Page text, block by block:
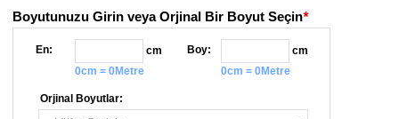
Boyutunuzu Girin veya Orjinal Bir Boyut Seçin*
En:
cm
0cm = 0Metre
Boy:
cm
0cm = 0Metre
Orjinal Boyutlar: